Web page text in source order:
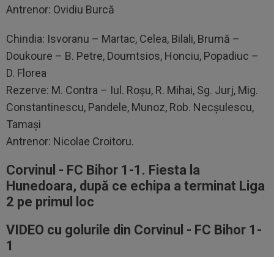
Antrenor: Ovidiu Burcă
Chindia: Isvoranu – Martac, Celea, Bilali, Brumă –
Doukoure – B. Petre, Doumtsios, Honciu, Popadiuc –
D. Florea
Rezerve: M. Contra – Iul. Roșu, R. Mihai, Sg. Jurj, Mig.
Constantinescu, Pandele, Munoz, Rob. Necșulescu,
Tamași
Antrenor: Nicolae Croitoru.
Corvinul - FC Bihor 1-1. Fiesta la
Hunedoara, după ce echipa a terminat Liga
2 pe primul loc
VIDEO cu golurile din Corvinul - FC Bihor 1-
1